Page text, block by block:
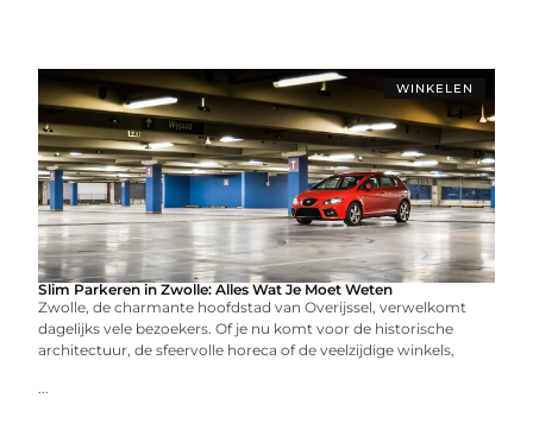
WINKELEN
Slim Parkeren in Zwolle: Alles Wat Je Moet Weten
Zwolle, de charmante hoofdstad van Overijssel, verwelkomt
dagelijks vele bezoekers. Of je nu komt voor de historische
architectuur, de sfeervolle horeca of de veelzijdige winkels,
...